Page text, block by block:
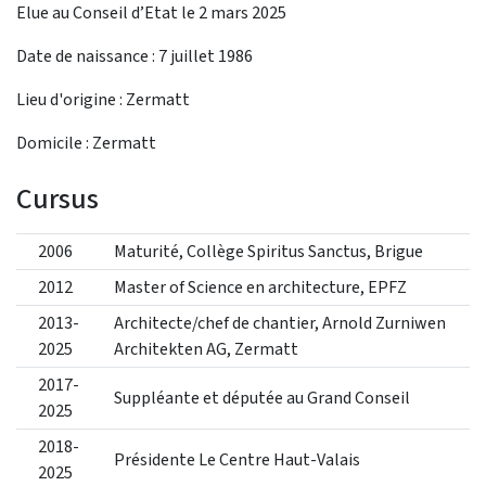
Elue au Conseil d’Etat le 2 mars 2025
Date de naissance : 7 juillet 1986
Lieu d'origine : Zermatt
Domicile : Zermatt
Cursus
2006
Maturité, Collège Spiritus Sanctus, Brigue
2012
Master of Science en architecture, EPFZ
2013-
2025
Architecte/chef de chantier, Arnold Zurniwen
Architekten AG, Zermatt
2017-
2025
Suppléante et députée au Grand Conseil
2018-
2025
Présidente Le Centre Haut-Valais